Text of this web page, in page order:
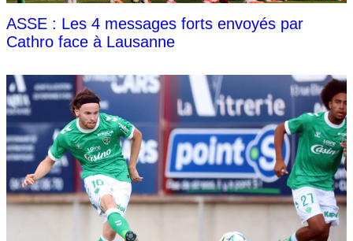
ASSE : Les 4 messages forts envoyés par
Cathro face à Lausanne